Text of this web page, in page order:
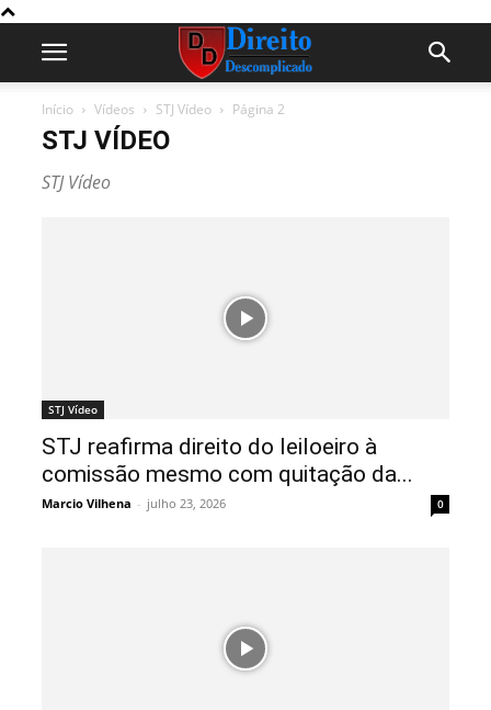
Início Vídeos STJ Vídeo Página 2
STJ VÍDEO
STJ Vídeo
STJ Vídeo
STJ reafirma direito do leiloeiro à
comissão mesmo com quitação da...
Marcio Vilhena - julho 23, 2026 0